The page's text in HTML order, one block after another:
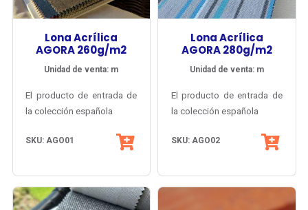
Lona Acrílica
AGORA 260g/m2
Unidad de venta: m
El producto de entrada de
la colección española
con gran diversidad de
listados y múltiples
posibilidades de
armonización.
Su estructura basada en
fibra acrílica tintada en
la masa
SKU: AGO01
Lona Acrílica
AGORA 280g/m2
Unidad de venta: m
El producto de entrada de
la colección española
con gran diversidad de
listados y múltiples
posibilidades de
Su estructura basada en
fibra acrílica tintada en
SKU: AGO02